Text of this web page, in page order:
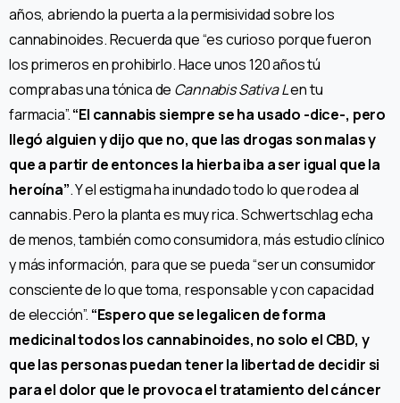
años, abriendo la puerta a la permisividad sobre los
cannabinoides. Recuerda que “es curioso porque fueron
los primeros en prohibirlo. Hace unos 120 años tú
comprabas una tónica de Cannabis Sativa Len tu
farmacia”.“El cannabis siempre se ha usado -dice-, pero
llegó alguien y dijo que no, que las drogas son malas y
que a partir de entonces la hierba iba a ser igual que la
heroína”. Y el estigma ha inundado todo lo que rodea al
cannabis. Pero la planta es muy rica. Schwertschlag echa
de menos, también como consumidora, más estudio clínico
y más información, para que se pueda “ser un consumidor
consciente de lo que toma, responsable y con capacidad
de elección”. “Espero que se legalicen de forma
medicinal todos los cannabinoides, no solo el CBD, y
que las personas puedan tener la libertad de decidir si
para el dolor que le provoca el tratamiento del cáncer